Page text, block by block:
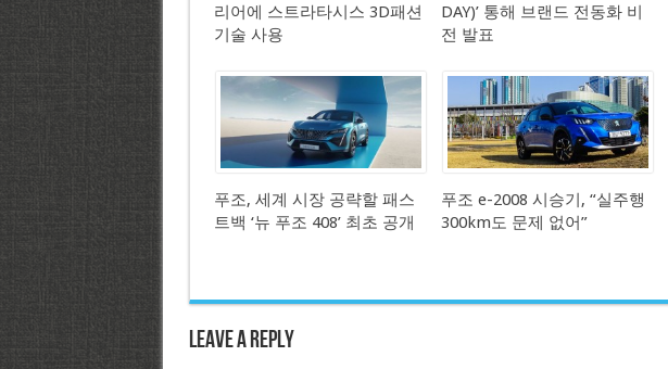
리어에 스트라타시스 3D패션
기술 사용
DAY)’ 통해 브랜드 전동화 비
전 발표
푸조, 세계 시장 공략할 패스
트백 ‘뉴 푸조 408’ 최초 공개
푸조 e-2008 시승기, “실주행
300km도 문제 없어”
Leave a Reply